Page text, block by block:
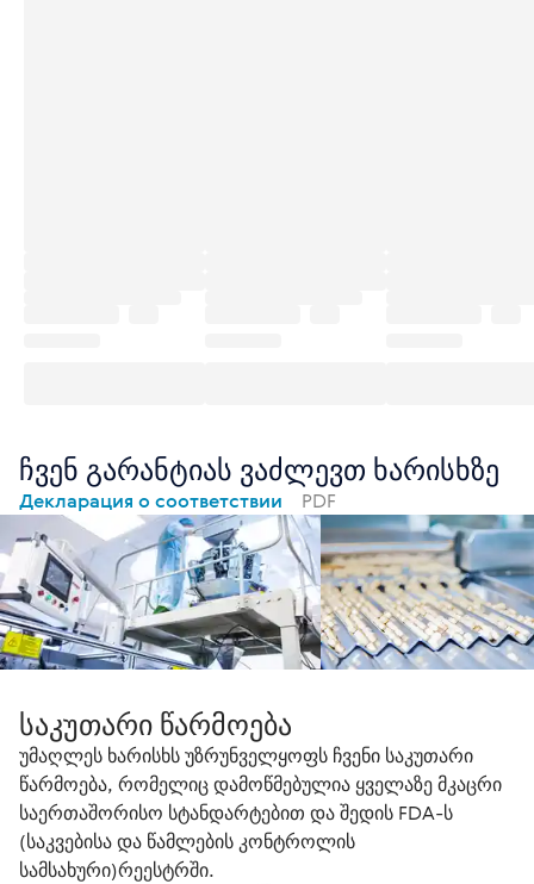
ჩვენ გარანტიას ვაძლევთ ხარისხზე
Декларация о соответствии PDF
საკუთარი წარმოება
უმაღლეს ხარისხს უზრუნველყოფს ჩვენი საკუთარი
წარმოება, რომელიც დამოწმებულია ყველაზე მკაცრი
საერთაშორისო სტანდარტებით და შედის FDA-ს
(საკვებისა და წამლების კონტროლის
სამსახური)რეესტრში.